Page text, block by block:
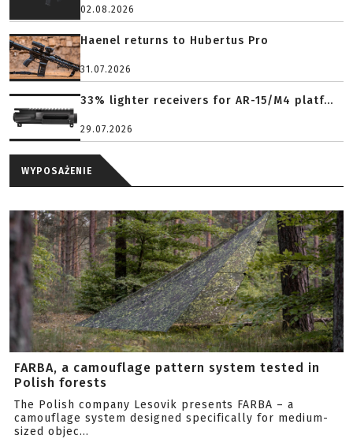
02.08.2026
Haenel returns to Hubertus Pro
31.07.2026
33% lighter receivers for AR-15/M4 platf...
29.07.2026
WYPOSAŻENIE
FARBA, a camouflage pattern system tested in
Polish forests
The Polish company Lesovik presents FARBA – a
camouflage system designed specifically for medium-
sized objec...